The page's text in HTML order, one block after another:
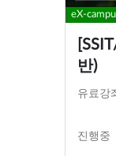
eX-
반)
유료강
진행중